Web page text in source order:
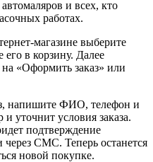
и всех, кто
работах.
магазине выберите
в корзину. Далее
«Оформить заказ» или
напишите ФИО, телефон и
уточнит условия заказа.
подтверждение
СМС. Теперь останется
новой покупке.